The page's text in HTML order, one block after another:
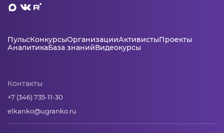
ПульсКонкурсыОрганизацииАктивистыПроекты
АналитикаБаза знанийВидеокурсы
Контакты
+7 (346) 735-11-30
elkanko@ugranko.ru